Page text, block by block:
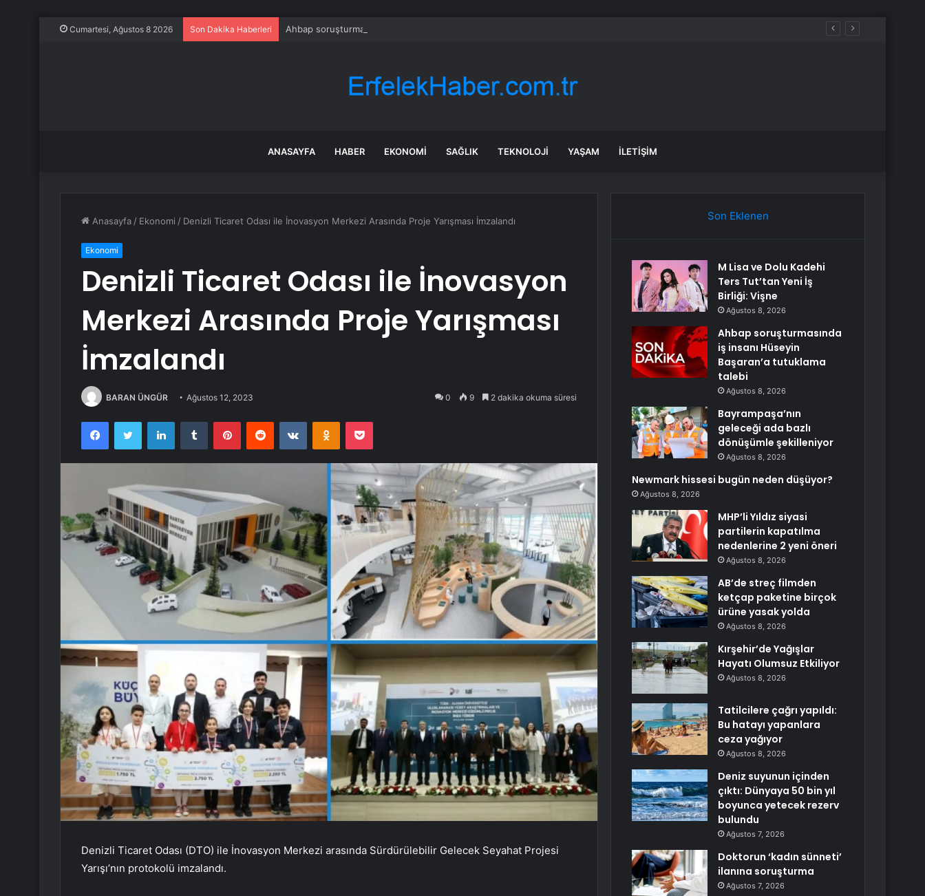
Cumartesi, Ağustos 8 2026 Son Dakika Haberleri Ahbap soruşturmasında iş insanı Hüseyin Başaran’a tutuklama talebi
ANASAYFA HABER EKONOMI SAĞLIK TEKNOLOJI YAŞAM İLETIŞIM
Anasayfa / Ekonomi / Denizli Ticaret Odası ile İnovasyon Merkezi Arasında Proje Yarışması İmzalandı
Ekonomi
Denizli Ticaret Odası ile İnovasyon
Merkezi Arasında Proje Yarışması
İmzalandı
BARAN ÜNGÜR Ağustos 12, 2023 0 9 2 dakika okuma süresi
FacebookTwitter LinkedInTumblr PinterestReddit VKontakteOdnoklassniki
Pocket
Denizli Ticaret Odası (DTO) ile İnovasyon Merkezi arasında Sürdürülebilir Gelecek Seyahat Projesi
Yarışı’nın protokolü imzalandı.
Son Eklenen
M Lisa ve Dolu Kadehi
Ters Tut’tan Yeni İş
Birliği: Vişne
Ağustos 8, 2026
Ahbap soruşturmasında
iş insanı Hüseyin
Başaran’a tutuklama
talebi
Ağustos 8, 2026
Bayrampaşa’nın
geleceği ada bazlı
dönüşümle şekilleniyor
Ağustos 8, 2026
Newmark hissesi bugün neden düşüyor?
Ağustos 8, 2026
MHP’li Yıldız siyasi
partilerin kapatılma
nedenlerine 2 yeni öneri
Ağustos 8, 2026
AB’de streç filmden
ketçap paketine birçok
ürüne yasak yolda
Ağustos 8, 2026
Kırşehir’de Yağışlar
Hayatı Olumsuz Etkiliyor
Ağustos 8, 2026
Tatilcilere çağrı yapıldı:
Bu hatayı yapanlara
ceza yağıyor
Ağustos 8, 2026
Deniz suyunun içinden
çıktı: Dünyaya 50 bin yıl
boyunca yetecek rezerv
bulundu
Ağustos 7, 2026
Doktorun ‘kadın sünneti’
ilanına soruşturma
Ağustos 7, 2026